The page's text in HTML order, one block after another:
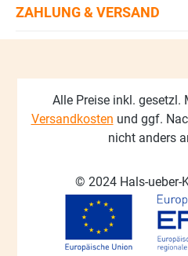
ZAHLUNG & VERSAND
Alle Preise inkl. gesetzl.
Versandkosten und ggf.
nicht anders
© 2024 Hals-ueber-